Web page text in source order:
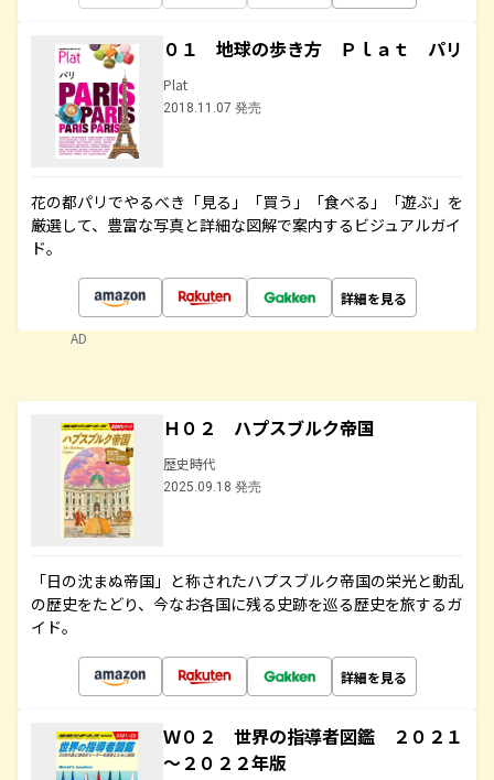
０１ 地球の歩き方 Ｐｌａｔ パリ
Plat
2018.11.07 発売
花の都パリでやるべき「見る」「買う」「食べる」「遊ぶ」を
厳選して、豊富な写真と詳細な図解で案内するビジュアルガイ
ド。
詳細を見る
AD
Ｈ０２ ハプスブルク帝国
歴史時代
2025.09.18 発売
「日の沈まぬ帝国」と称されたハプスブルク帝国の栄光と動乱
の歴史をたどり、今なお各国に残る史跡を巡る歴史を旅するガ
イド。
詳細を見る
Ｗ０２ 世界の指導者図鑑 ２０２１
～２０２２年版